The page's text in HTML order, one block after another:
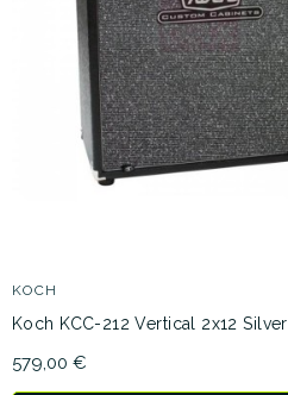
KOCH
Koch KCC-212 Vertical 2x12 Silver
579,00 €